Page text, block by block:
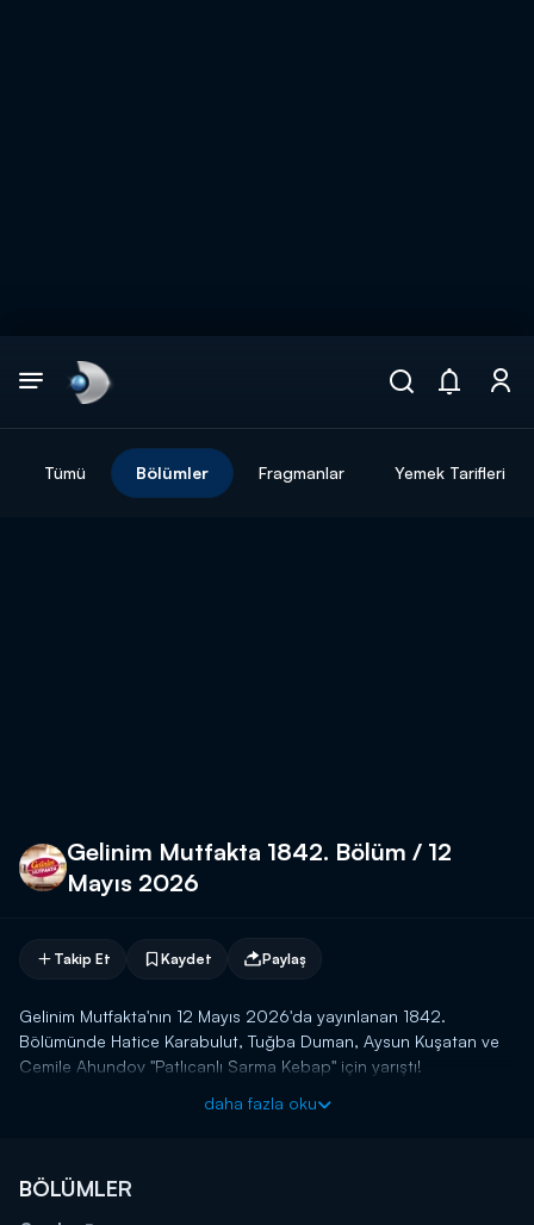
Tümü Bölümler Fragmanlar Yemek Tarifleri
Gelinim Mutfakta 1842. Bölüm / 12
Mayıs 2026
Takip Et Kaydet Paylaş
Gelinim Mutfakta'nın 12 Mayıs 2026'da yayınlanan 1842.
Bölümünde Hatice Karabulut, Tuğba Duman, Aysun Kuşatan ve
Cemile Ahundov "Patlıcanlı Sarma Kebap" için yarıştı!
Başladığı tarihten itibaren hafta birincilerine 15 altın bilezik ödül
yemek yaparım, altınları kaparım!"
formunu doldurmaya başlayın!
daha fazla oku
BÖLÜMLER